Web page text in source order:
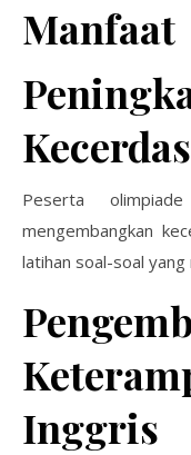
Manfaat
Peserta
mengembangkan
latihan soal-soal yang
Inggris